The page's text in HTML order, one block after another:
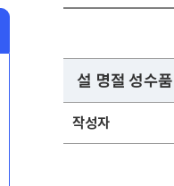
설 명절 성수
작성자